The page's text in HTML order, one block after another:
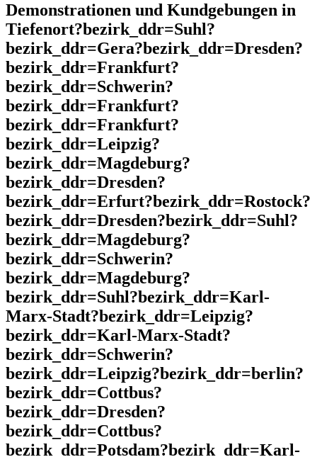
Demonstrationen und Kundgebungen in
Tiefenort?bezirk_ddr=Suhl?
bezirk_ddr=Gera?bezirk_ddr=Dresden?
bezirk_ddr=Frankfurt?
bezirk_ddr=Schwerin?
bezirk_ddr=Frankfurt?
bezirk_ddr=Frankfurt?
bezirk_ddr=Leipzig?
bezirk_ddr=Magdeburg?
bezirk_ddr=Dresden?
bezirk_ddr=Erfurt?bezirk_ddr=Rostock?
bezirk_ddr=Dresden?bezirk_ddr=Suhl?
bezirk_ddr=Magdeburg?
bezirk_ddr=Schwerin?
bezirk_ddr=Magdeburg?
bezirk_ddr=Suhl?bezirk_ddr=Karl-
Marx-Stadt?bezirk_ddr=Leipzig?
bezirk_ddr=Karl-Marx-Stadt?
bezirk_ddr=Schwerin?
bezirk_ddr=Leipzig?bezirk_ddr=berlin?
bezirk_ddr=Cottbus?
bezirk_ddr=Dresden?
bezirk_ddr=Cottbus?
bezirk_ddr=Potsdam?bezirk_ddr=Karl-